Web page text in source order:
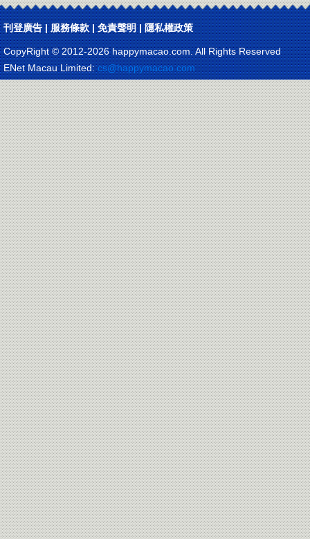
刊登廣告|服務條款|免責聲明|隱私權政策
CopyRight © 2012-2026 happymacao.com. All Rights Reserved
ENet Macau Limited:cs@happymacao.com